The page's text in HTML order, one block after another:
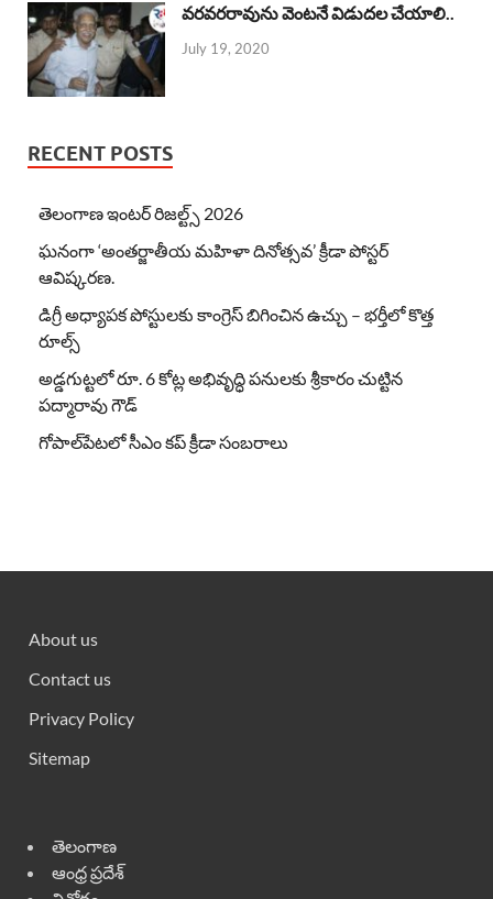
వరవరరావును వెంటనే విడుదల చేయాలి..
July 19, 2020
RECENT POSTS
తెలంగాణ ఇంటర్ రిజల్ట్స్ 2026
ఘనంగా ‘అంతర్జాతీయ మహిళా దినోత్సవ’ క్రీడా పోస్టర్
ఆవిష్కరణ.
డిగ్రీ అధ్యాపక పోస్టులకు కాంగ్రెస్ బిగించిన ఉచ్చు – భర్తీలో కొత్త
రూల్స్
అడ్డగుట్టలో రూ. 6 కోట్ల అభివృద్ధి పనులకు శ్రీకారం చుట్టిన
పద్మారావు గౌడ్
గోపాల్‌పేటలో సీఎం కప్ క్రీడా సంబరాలు
About us
Contact us
Privacy Policy
Sitemap
తెలంగాణ
ఆంధ్ర ప్రదేశ్